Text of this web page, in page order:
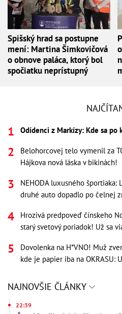
Spišský hrad sa postupne
mení: Martina Šimkovičová
o obnove paláca, ktorý bol
spočiatku neprístupný
Odídenci z Markízy: Kde sa
Belohorcovej telo vymenil za
Hájkova nová láska v bikinách!
NEHODA luxusného
druhé auto dopadlo po čelnej
Hrozivá predpoveď čínskeho
starý svetový poriadok! Už sa
Dovolenka na H*VNO! Muž
kde je papier iba na OKRASU:
NAJNOVŠIE ČLÁNKY
22:39